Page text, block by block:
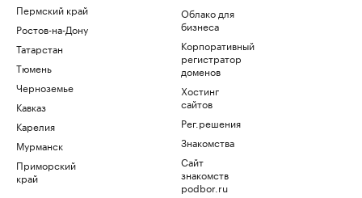
Пермский край
Ростов-на-Дону
Татарстан
Тюмень
Черноземье
Кавказ
Карелия
Мурманск
Приморский
край
Облако для
бизнеса
Корпоративный
регистратор
доменов
Хостинг
сайтов
Рег.решения
Знакомства
Сайт
знакомств
podbor.ru